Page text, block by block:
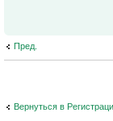
Пред.
Вернуться в